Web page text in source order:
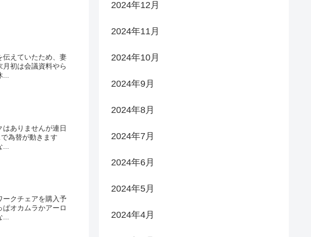
伝えていたため、妻
初は会議資料やら
...
ありませんが連日
為替が動きます
ークチェアを購入予
オカムラかアーロ
...
2024年12月
2024年11月
2024年10月
2024年9月
2024年8月
2024年7月
2024年6月
2024年5月
2024年4月